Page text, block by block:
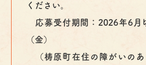
ください。
応募受付期間：2026年6月
（金）
（梼原町在住の障がいのあ